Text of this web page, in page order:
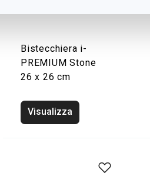
Bistecchiera i-
PREMIUM Stone
26 x 26 cm
Visualizza